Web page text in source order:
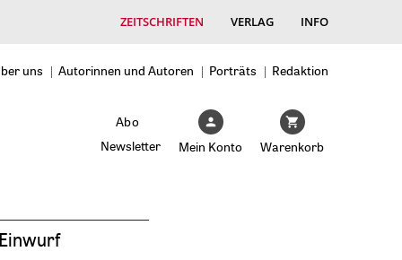
ZEITSCHRIFTEN VERLAG INFO
uns Autorinnen und Autoren Porträts Redaktion
Abo
Newsletter
Mein Konto Warenkorb